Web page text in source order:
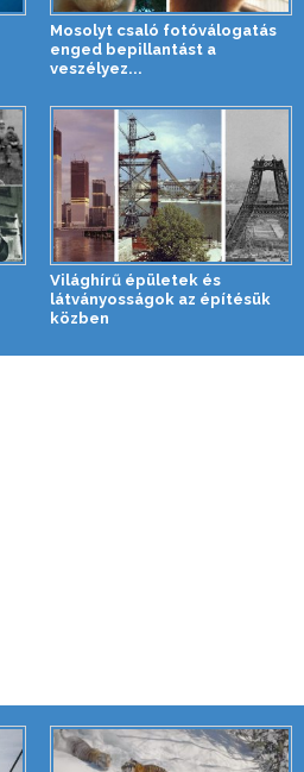
Mosolyt csaló fotóválogatás
enged bepillantást a
veszélyez...
Világhírű épületek és
látványosságok az építésük
közben